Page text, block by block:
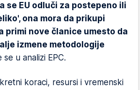
se EU odluči za postepeno ili
ona mora da prikupi
primi nove članice umesto da
izmene metodologije
se u analizi EPC.
koraci, resursi i vremenski